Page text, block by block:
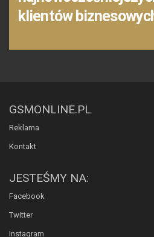
klientów
GSMONLINE.PL
Reklama
Kontakt
JESTEŚMY NA:
Facebook
Twitter
Instagram